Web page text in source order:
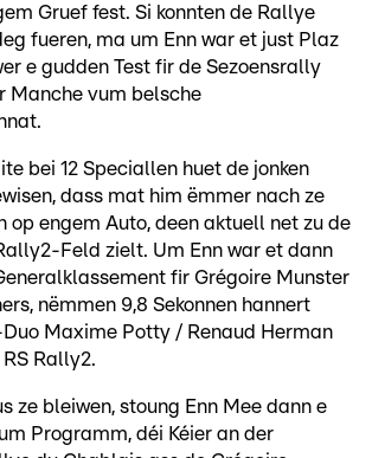
Gruef fest. Si konnten de Rallye
fueren, ma um Enn war et just Plaz
e gudden Test fir de Sezoensrally
Manche vum belsche
bei 12 Speciallen huet de jonken
dass mat him ëmmer nach ze
op engem Auto, deen aktuell net zu de
Feld zielt. Um Enn war et dann
fir Grégoire Munster
nëmmen 9,8 Sekonnen hannert
Maxime Potty / Renaud Herman
Rally2.
ze bleiwen, stoung Enn Mee dann e
Programm, déi Kéier an der